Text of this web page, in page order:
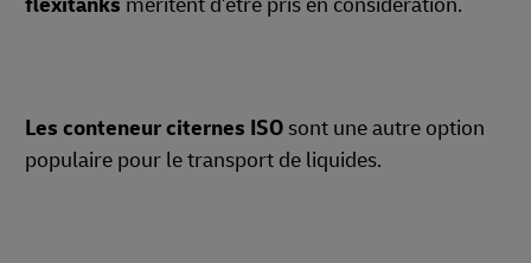
Les conteneur citernes ISO sont une autre option
populaire pour le transport de liquides.